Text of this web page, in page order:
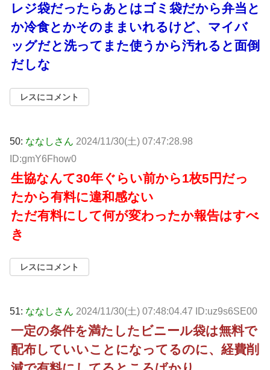
レジ袋だったらあとはゴミ袋だから弁当と
か冷食とかそのままいれるけど、マイバ
ッグだと洗ってまた使うから汚れると面倒
だしな
レスにコメント
50: ななしさん 2024/11/30(土) 07:47:28.98
ID:gmY6Fhow0
生協なんて30年ぐらい前から1枚5円だっ
たから有料に違和感ない
ただ有料にして何が変わったか報告はすべ
き
レスにコメント
51: ななしさん 2024/11/30(土) 07:48:04.47 ID:uz9s6SE00
一定の条件を満たしたビニール袋は無料で
配布していいことになってるのに、経費削